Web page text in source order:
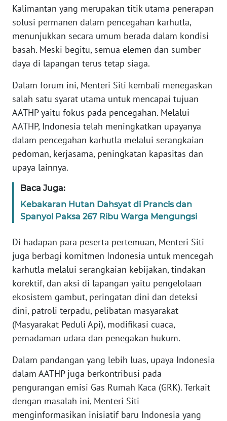
Kalimantan yang merupakan titik utama penerapan
solusi permanen dalam pencegahan karhutla,
menunjukkan secara umum berada dalam kondisi
basah. Meski begitu, semua elemen dan sumber
daya di lapangan terus tetap siaga.
Dalam forum ini, Menteri Siti kembali menegaskan
salah satu syarat utama untuk mencapai tujuan
AATHP yaitu fokus pada pencegahan. Melalui
AATHP, Indonesia telah meningkatkan upayanya
dalam pencegahan karhutla melalui serangkaian
pedoman, kerjasama, peningkatan kapasitas dan
upaya lainnya.
Baca Juga:
Kebakaran Hutan Dahsyat di Prancis dan
Spanyol Paksa 267 Ribu Warga Mengungsi
Di hadapan para peserta pertemuan, Menteri Siti
juga berbagi komitmen Indonesia untuk mencegah
karhutla melalui serangkaian kebijakan, tindakan
korektif, dan aksi di lapangan yaitu pengelolaan
ekosistem gambut, peringatan dini dan deteksi
dini, patroli terpadu, pelibatan masyarakat
(Masyarakat Peduli Api), modifikasi cuaca,
pemadaman udara dan penegakan hukum.
Dalam pandangan yang lebih luas, upaya Indonesia
dalam AATHP juga berkontribusi pada
pengurangan emisi Gas Rumah Kaca (GRK). Terkait
dengan masalah ini, Menteri Siti
menginformasikan inisiatif baru Indonesia yang
REDAKSI
DISCLAIMER
Wahana
News
Regional
WN
SUMUT
WN
WN
JABAR
WN
BANTEN
WN
NTT
WN
KEPRI
WN
WN
PAPUA
BARAT